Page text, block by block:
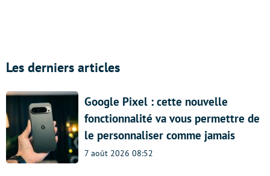
Les derniers articles
Google Pixel : cette nouvelle
fonctionnalité va vous permettre de
le personnaliser comme jamais
7 août 2026 08:52